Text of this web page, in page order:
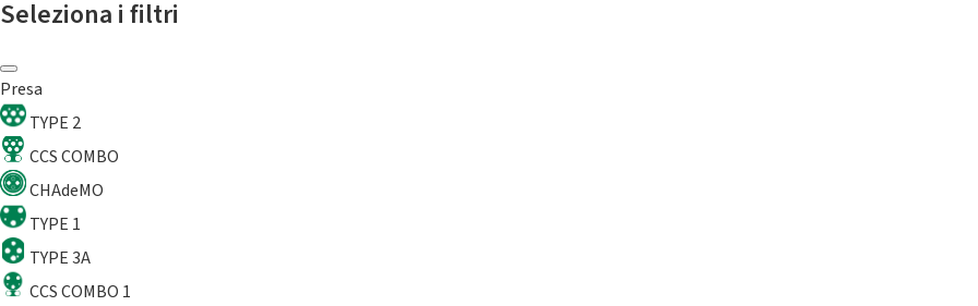
Seleziona i filtri
Presa
TYPE 2
CCS COMBO
CHAdeMO
TYPE 1
TYPE 3A
CCS COMBO 1